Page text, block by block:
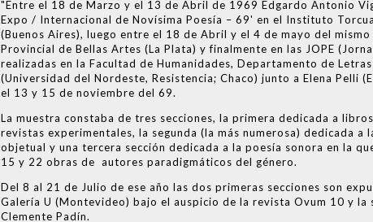
"Entre el 18 de Marzo y el 13 de Abril de 1969 Edgardo Antonio
Expo / Internacional de Novísima Poesía – 69' en el Instituto
(Buenos Aires), luego entre el 18 de Abril y el 4 de mayo del mismo
Provincial de Bellas Artes (La Plata) y finalmente en las JOPE
realizadas en la Facultad de Humanidades, Departamento de Letras
(Universidad del Nordeste, Resistencia; Chaco) junto a Elena Pelli
el 13 y 15 de noviembre del 69.
La muestra constaba de tres secciones, la primera dedicada a
revistas experimentales, la segunda (la más numerosa) dedicada a
objetual y una tercera sección dedicada a la poesía sonora en la
15 y 22 obras de autores paradigmáticos del género.
Del 8 al 21 de Julio de ese año las dos primeras secciones son
Galería U (Montevideo) bajo el auspicio de la revista Ovum 10 y la
Clemente Padín.